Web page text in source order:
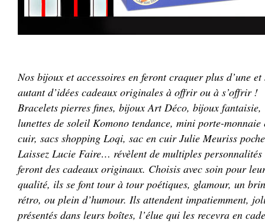
Nos bijoux et accessoires en feront craquer plus d’une et
autant d’idées cadeaux originales à offrir ou à s’offrir !
Bracelets pierres fines, bijoux Art Déco, bijoux fantaisie,
lunettes de soleil Komono tendance, mini porte-monnaie
cuir, sacs shopping Loqi, sac en cuir Julie Meuriss
Laissez Lucie Faire… révèlent de multiples personnalités
feront des cadeaux originaux. Choisis avec soin pour
qualité, ils se font tour à tour poétiques, glamour, un brin
rétro, ou plein d’humour. Ils attendent impatiemment,
présentés dans leurs boîtes, l’élue qui les recevra en